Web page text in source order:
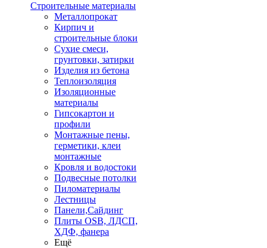
Строительные материалы
Металлопрокат
Кирпич и
строительные блоки
Сухие смеси,
грунтовки, затирки
Изделия из бетона
Теплоизоляция
Изоляционные
материалы
Гипсокартон и
профили
Монтажные пены,
герметики, клеи
монтажные
Кровля и водостоки
Подвесные потолки
Пиломатериалы
Лестницы
Панели,Сайдинг
Плиты OSB, ЛДСП,
ХДФ, фанера
Ещё